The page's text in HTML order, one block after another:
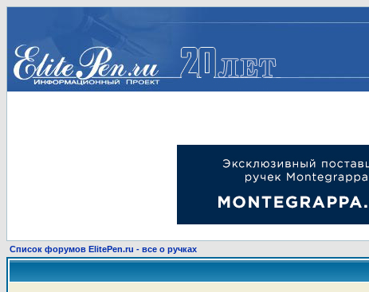
Список форумов ElitePen.ru - все о ручках